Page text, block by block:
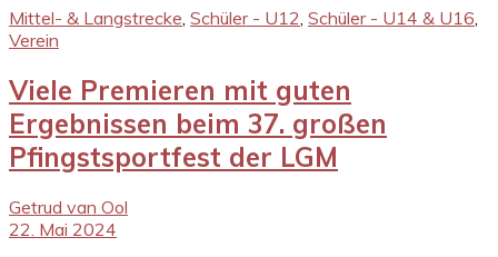
Mittel- & Langstrecke, Schüler - U12, Schüler - U14 & U16,
Verein
Viele Premieren mit guten
Ergebnissen beim 37. großen
Pfingstsportfest der LGM
Getrud van Ool
22. Mai 2024